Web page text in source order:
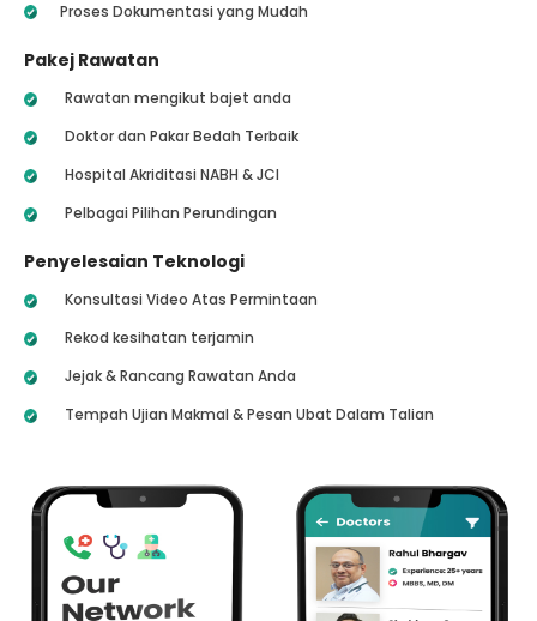
Proses Dokumentasi yang Mudah
Pakej Rawatan
Rawatan mengikut bajet anda
Doktor dan Pakar Bedah Terbaik
Hospital Akriditasi NABH & JCI
Pelbagai Pilihan Perundingan
Penyelesaian Teknologi
Konsultasi Video Atas Permintaan
Rekod kesihatan terjamin
Jejak & Rancang Rawatan Anda
Tempah Ujian Makmal & Pesan Ubat Dalam Talian